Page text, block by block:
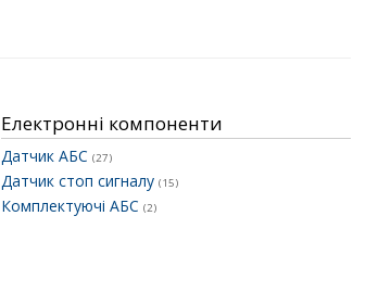
Електронні компоненти
Датчик АБС (27)
Датчик стоп сигналу (15)
Комплектуючі АБС (2)